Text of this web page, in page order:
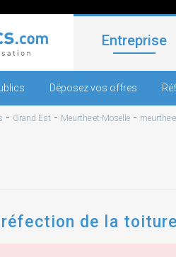
Entreprise
Déposez vos offres
- Grand Est - Meurthe-et-Moselle - meurthe-
réfection de la